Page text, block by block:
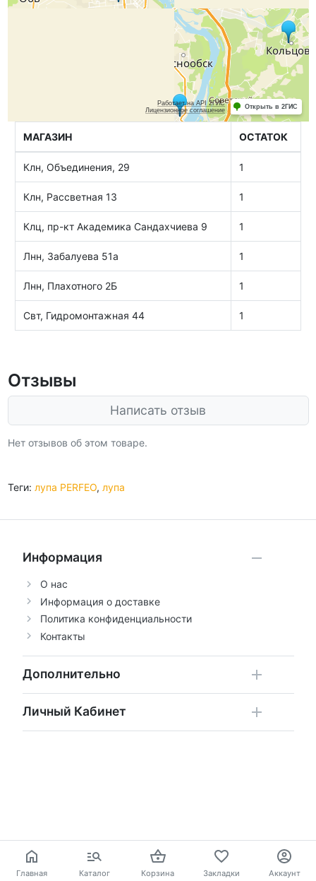
МАГАЗИН ОСТАТОК
Клн, Объединения, 29 1
Клн, Рассветная 13 1
Клц, пр-кт Академика Сандахчиева 9 1
Лнн, Забалуева 51а 1
Лнн, Плахотного 2Б 1
Свт, Гидромонтажная 44 1
Отзывы
Написать отзыв
Нет отзывов об этом товаре.
Теги: лупа PERFEO, лупа
Информация
О нас
Информация о доставке
Политика конфиденциальности
Контакты
Дополнительно
Личный Кабинет
Главная Каталог Корзина Закладки Аккаунт